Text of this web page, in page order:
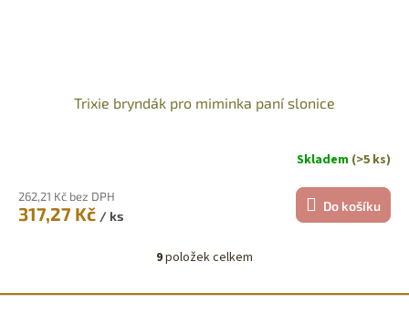
Trixie bryndák pro miminka paní slonice
Skladem (>5 ks)
262,21 Kč bez DPH
317,27 Kč / ks
Do košíku
O
l
9položek celkem